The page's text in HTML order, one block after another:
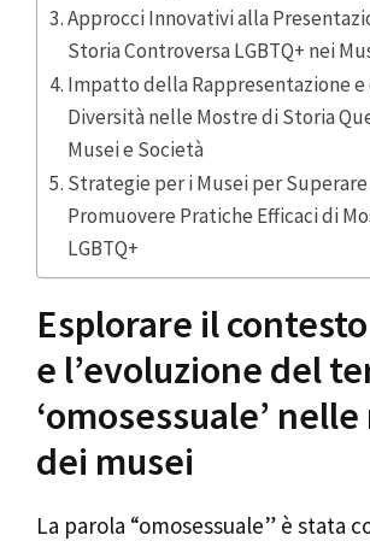
Approcci Innovativi alla
Storia Controversa LGBTQ+ nei
Impatto della Rappresentazione
Diversità nelle Mostre di Storia
Musei e Società
Strategie per i Musei per
Promuovere Pratiche Efficaci di
LGBTQ+
Esplorare il
e l’evoluzione del
‘omosessuale’
dei musei
La parola “omosessuale” è stata